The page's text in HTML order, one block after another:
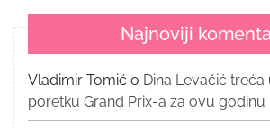
Najnoviji
Vladimir Tomić o Dina Levačić
poretku Grand Prix-a za ovu godinu